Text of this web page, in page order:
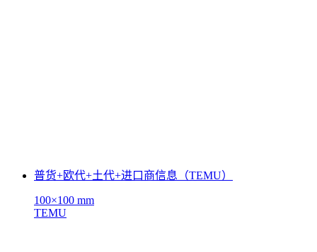
普货+欧代+土代+进口商信息（TEMU）
100×100 mm
TEMU